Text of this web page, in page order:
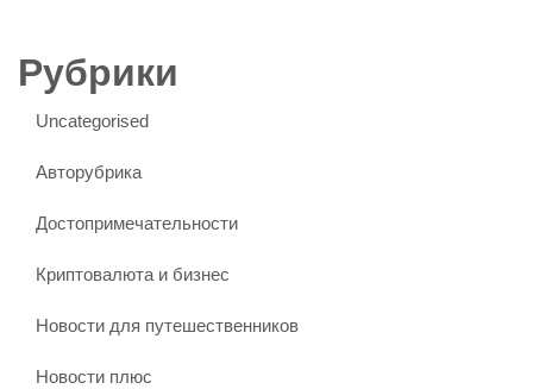
Рубрики
Uncategorised
Авторубрика
Достопримечательности
Криптовалюта и бизнес
Новости для путешественников
Новости плюс